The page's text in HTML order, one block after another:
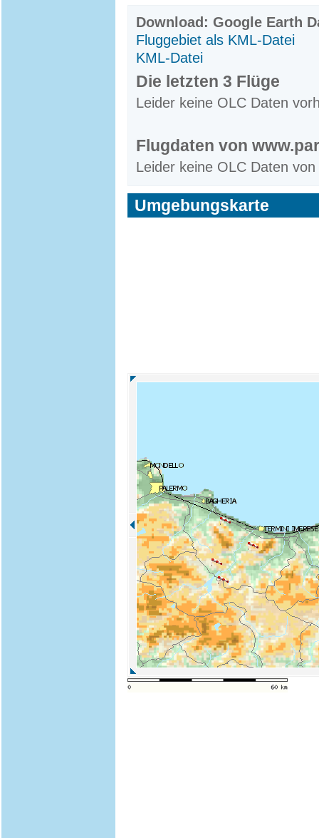
Download: Google Earth
Fluggebiet als KML-Datei
KML-Datei
Die letzten 3 Flüge
Leider keine OLC Daten
Flugdaten von
Leider keine OLC Daten
Umgebungskarte